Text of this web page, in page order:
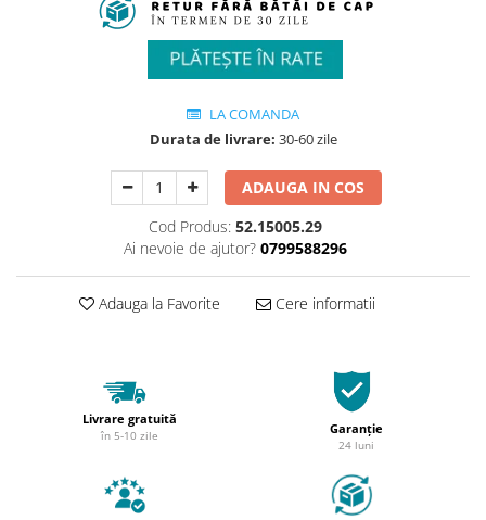
LA COMANDA
Durata de livrare: 30-60 zile
ADAUGA IN COS
Cod Produs: 52.15005.29
Ai nevoie de ajutor? 0799588296
Adauga la Favorite Cere informatii
Livrare gratuită
în 5-10 zile Garanție
24 luni